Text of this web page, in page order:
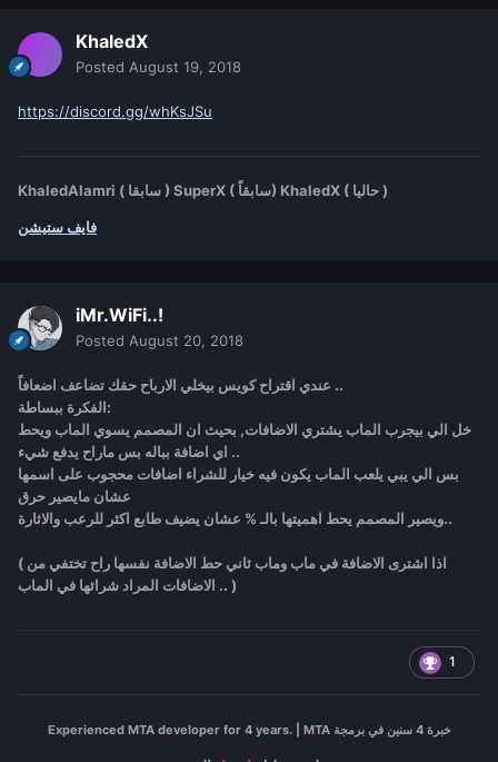
KhaledX
Posted August 19, 2018
https://discord.gg/whKsJSu
KhaledAlamri ( سابقا ) SuperX ( سابقاً) KhaledX ( حاليا )
فايف ستيشن
iMr.WiFi..!
Posted August 20, 2018
عندي اقتراح كويس بيخلي الارباح حقك تضاعف اضعافاً ..
الفكرة ببساطة:
خل الي بيجرب الماب يشتري الاضافات, بحيث ان المصمم يسوي الماب ويحط
اي اضافة بباله بس ماراح يدفع شيء ..
بس الي يبي يلعب الماب يكون فيه خيار للشراء اضافات محجوب على اسمها
عشان مايصير حرق
ويصير المصمم يحط اهميتها بالـ % عشان يضيف طابع اكثر للرعب والاثارة..
( اذا اشترى الاضافة في ماب وماب ثاني حط الاضافة نفسها راح تختفي من
الاضافات المراد شرائها في الماب .. )
1
Experienced MTA developer for 4 years. | MTA خبرة 4 سنين في برمجة